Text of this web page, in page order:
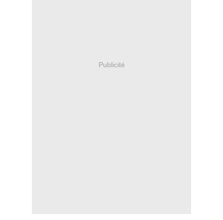
Publicité